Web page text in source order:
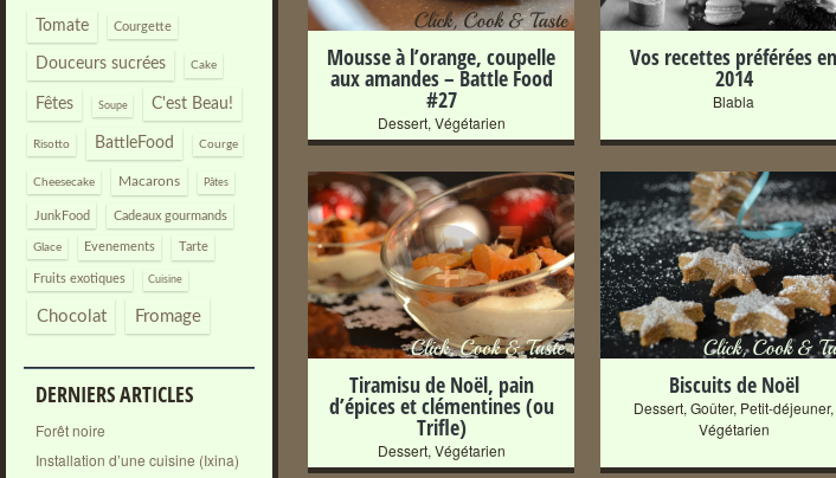
Tomate Courgette
Douceurs sucrées Cake
Fêtes Soupe C'est Beau!
Risotto BattleFood Courge
Cheesecake Macarons Pâtes
JunkFood Cadeaux gourmands
Glace Evenements Tarte
Fruits exotiques Cuisine
Chocolat Fromage
DERNIERS ARTICLES
Forêt noire
Installation d’une cuisine (Ixina)
Mousse à l’orange, coupelle
aux amandes – Battle Food
#27
Dessert, Végétarien
Vos recettes préférées en
2014
Blabla
+
Tiramisu de Noël, pain
d’épices et clémentines (ou
Trifle)
Dessert, Végétarien
+
Biscuits de Noël
Dessert, Goûter, Petit-déjeuner,
Végétarien